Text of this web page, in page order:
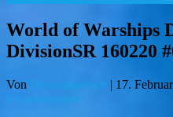
World of Warships
DivisionSR 160220
Von Divisionservice | 17.
0 Kommentare